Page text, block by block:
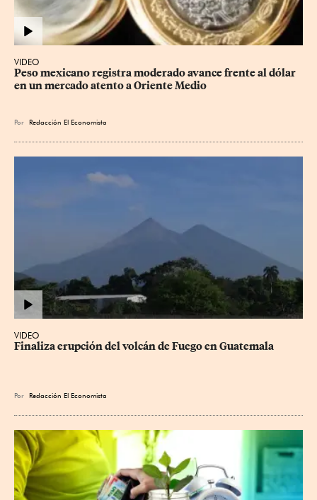
VIDEO
Peso mexicano registra moderado avance frente al dólar
en un mercado atento a Oriente Medio
Por Redacción El Economista
VIDEO
Finaliza erupción del volcán de Fuego en Guatemala
Por Redacción El Economista